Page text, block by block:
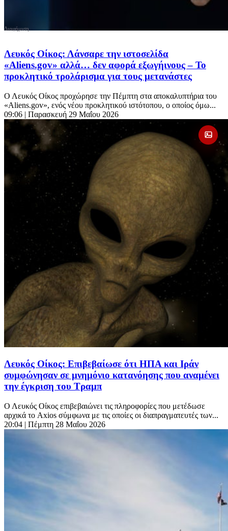
Λευκός Οίκος: Λάνσαρε την ιστοσελίδα
«Aliens.gov» αλλά… δεν αφορά εξωγήινους – Το
προκλητικό τρολάρισμα για τους μετανάστες
Ο Λευκός Οίκος προχώρησε την Πέμπτη στα αποκαλυπτήρια του
«Aliens.gov», ενός νέου προκλητικού ιστότοπου, ο οποίος όμω...
09:06 | Παρασκευή 29 Μαΐου 2026
Λευκός Οίκος: Επιβεβαίωσε ότι ΗΠΑ και Ιράν
συμφώνησαν σε μνημόνιο κατανόησης που αναμένει
την έγκριση του Τραμπ
Ο Λευκός Οίκος επιβεβαιώνει τις πληροφορίες που μετέδωσε
αρχικά το Axios σύμφωνα με τις οποίες οι διαπραγματευτές των...
20:04 | Πέμπτη 28 Μαΐου 2026